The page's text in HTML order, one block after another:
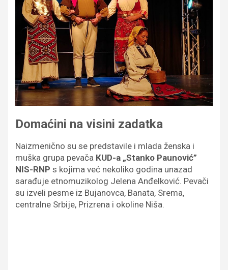
Domaćini na visini zadatka
Naizmenično su se predstavile i mlada ženska i
muška grupa pevača КUD-a „Stanko Paunović”
NIS-RNP s kojima već nekoliko godina unazad
sarađuje etnomuzikolog Jelena Anđelković. Pevači
su izveli pesme iz Bujanovca, Banata, Srema,
centralne Srbije, Prizrena i okoline Niša.